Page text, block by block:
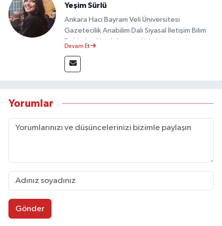
Yeşim Sürlü
Ankara Hacı Bayram Veli Üniversitesi
Gazetecilik Anabilim Dalı Siyasal İletişim Bilim
Dalı’nda yüksek lisans eğitimini tamamlamıştır.
akademik çalışmalar gerçekleştirmiştir.
Taşköprü Postası internet haber sitesinde
Devam Et
Yorumlar
Gönder